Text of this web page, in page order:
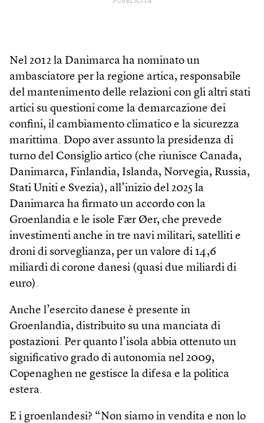
PUBBLICITÀ
Nel 2012 la Danimarca ha nominato un
ambasciatore per la regione artica, responsabile
del mantenimento delle relazioni con gli altri stati
artici su questioni come la demarcazione dei
confini, il cambiamento climatico e la sicurezza
marittima. Dopo aver assunto la presidenza di
turno del Consiglio artico (che riunisce Canada,
Danimarca, Finlandia, Islanda, Norvegia, Russia,
Stati Uniti e Svezia), all’inizio del 2025 la
Danimarca ha firmato un accordo con la
Groenlandia e le isole Fær Øer, che prevede
investimenti anche in tre navi militari, satelliti e
droni di sorveglianza, per un valore di 14,6
miliardi di corone danesi (quasi due miliardi di
euro).
Anche l’esercito danese è presente in
Groenlandia, distribuito su una manciata di
postazioni. Per quanto l’isola abbia ottenuto un
significativo grado di autonomia nel 2009,
Copenaghen ne gestisce la difesa e la politica
estera.
E i groenlandesi? “Non siamo in vendita e non lo